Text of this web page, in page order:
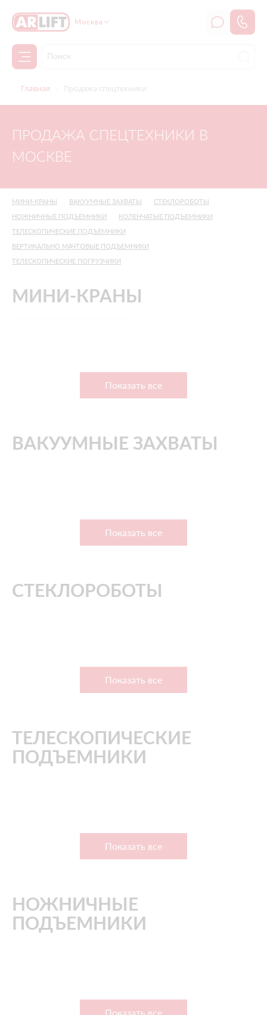
Москва
Главная Продажа спецтехники
ПРОДАЖА СПЕЦТЕХНИКИ В
МОСКВЕ
МИНИ-КРАНЫ ВАКУУМНЫЕ ЗАХВАТЫ СТЕКЛОРОБОТЫ
НОЖНИЧНЫЕ ПОДЪЕМНИКИ КОЛЕНЧАТЫЕ ПОДЪЕМНИКИ
ТЕЛЕСКОПИЧЕСКИЕ ПОДЪЕМНИКИ
ВЕРТИКАЛЬНО МАЧТОВЫЕ ПОДЪЕМНИКИ
ТЕЛЕСКОПИЧЕСКИЕ ПОГРУЗЧИКИ
МИНИ-КРАНЫ
Показать все
ВАКУУМНЫЕ ЗАХВАТЫ
Показать все
СТЕКЛОРОБОТЫ
Показать все
ТЕЛЕСКОПИЧЕСКИЕ
ПОДЪЕМНИКИ
Показать все
НОЖНИЧНЫЕ
ПОДЪЕМНИКИ
Показать все